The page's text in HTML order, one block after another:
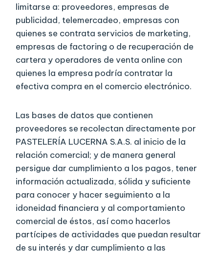
limitarse a: proveedores, empresas de
publicidad, telemercadeo, empresas con
quienes se contrata servicios de marketing,
empresas de factoring o de recuperación de
cartera y operadores de venta online con
quienes la empresa podría contratar la
efectiva compra en el comercio electrónico.
Las bases de datos que contienen
proveedores se recolectan directamente por
PASTELERÍA LUCERNA S.A.S. al inicio de la
relación comercial; y de manera general
persigue dar cumplimiento a los pagos, tener
información actualizada, sólida y suficiente
para conocer y hacer seguimiento a la
idoneidad financiera y al comportamiento
comercial de éstos, así como hacerlos
partícipes de actividades que puedan resultar
de su interés y dar cumplimiento a las